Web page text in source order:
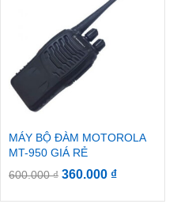
MÁY BỘ ĐÀM MOTOROLA
MT-950 GIÁ RẺ
600.000₫ 360.000 ₫